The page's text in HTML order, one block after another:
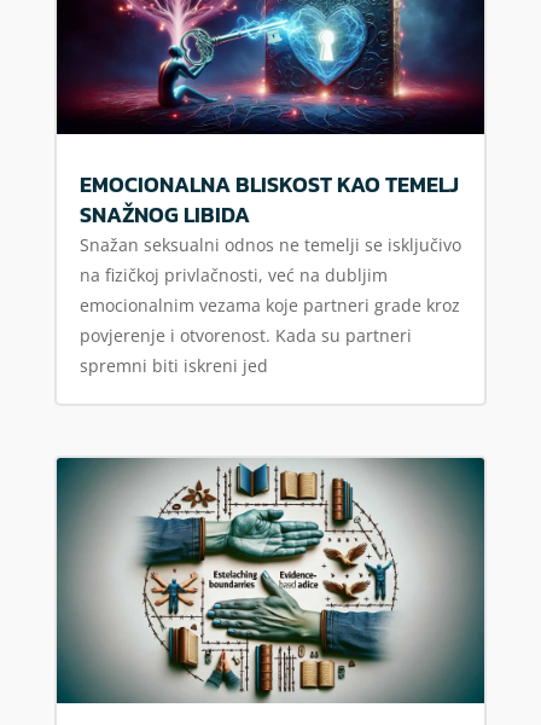
EMOCIONALNA BLISKOST KAO TEMELJ
SNAŽNOG LIBIDA
Snažan seksualni odnos ne temelji se isključivo
na fizičkoj privlačnosti, već na dubljim
emocionalnim vezama koje partneri grade kroz
povjerenje i otvorenost. Kada su partneri
spremni biti iskreni jed